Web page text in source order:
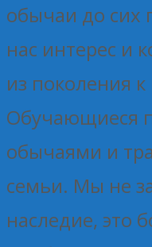
обычаи до сих
нас интерес и
из поколения
Обучающиеся
обычаями и
семьи. Мы не
наследие, это